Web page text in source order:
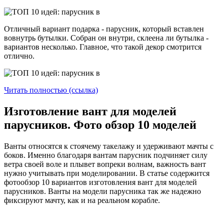
Отличный вариант подарка - парусник, который вставлен
вовнутрь бутылки. Собран он внутри, склеена ли бутылка -
вариантов несколько. Главное, что такой декор смотрится
отлично.
Читать полностью (ссылка)
Изготовление вант для моделей
парусников. Фото обзор 10 моделей
Ванты относятся к стоячему такелажу и удерживают мачты с
боков. Именно благодаря вантам парусник подчиняет силу
ветра своей воле и плывет вопреки волнам, важность вант
нужно учитывать при моделировании. В статье содержится
фотообзор 10 вариантов изготовления вант для моделей
парусников. Ванты на модели парусника так же надежно
фиксируют мачту, как и на реальном корабле.